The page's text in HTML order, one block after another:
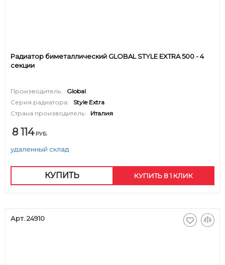
Радиатор биметаллический GLOBAL STYLE EXTRA 500 - 4
секции
Производитель:
Global
Серия радиатора:
Style Extra
Страна производитель:
Италия
8 114 РУБ.
удаленный склад
КУПИТЬ КУПИТЬ В 1 КЛИК
Арт. 24910